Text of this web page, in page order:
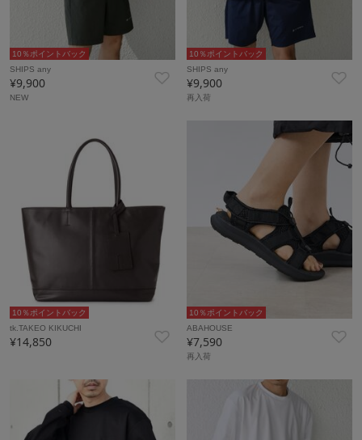
10％ポイントバック
SHIPS any
¥9,900
NEW
10％ポイントバック
SHIPS any
¥9,900
再入荷
10％ポイントバック
tk.TAKEO KIKUCHI
¥14,850
10％ポイントバック
ABAHOUSE
¥7,590
再入荷